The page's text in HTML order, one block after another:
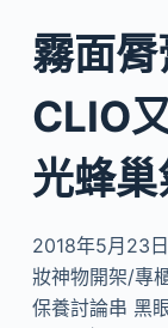
霧面
CLIO
光蜂
2018年5月23
妝神物開架/專
保養討論串 黑